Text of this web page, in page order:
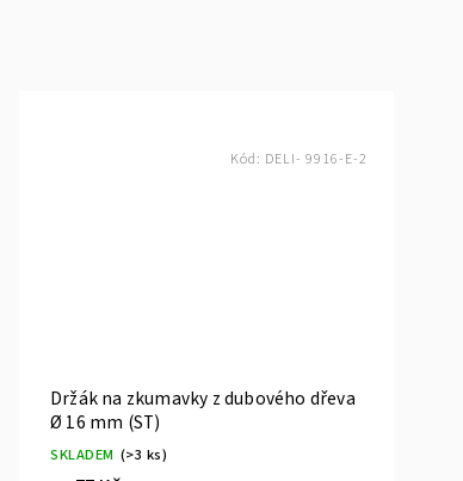
Držák na zkumavky z dubového dřeva
Ø 16 mm (ST)
SKLADEM (>3 ks)
Kód: DELI- 9916-E-2